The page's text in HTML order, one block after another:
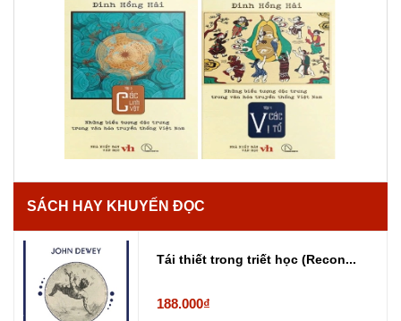
SÁCH HAY KHUYẾN ĐỌC
Tái thiết trong triết học (Recon...
188.000₫